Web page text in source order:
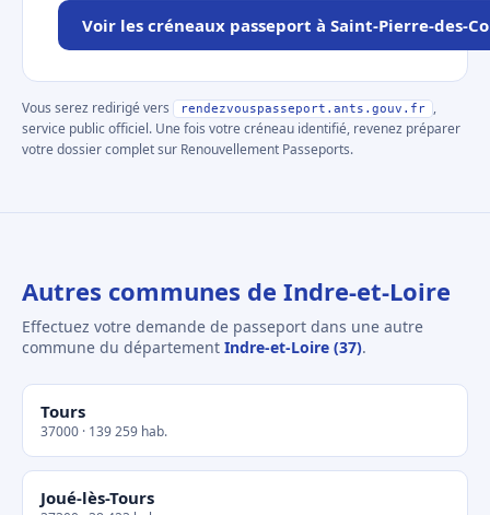
Voir les créneaux passeport à Saint-Pierre-des-
Vous serez redirigé vers rendezvouspasseport.ants.gouv.fr
,
service public officiel. Une fois votre créneau identifié, revenez préparer
votre dossier complet sur Renouvellement Passeports.
Autres communes de Indre-et-Loire
Effectuez votre demande de passeport dans une autre
commune du département Indre-et-Loire (37).
Tours
37000 · 139 259 hab.
Joué-lès-Tours